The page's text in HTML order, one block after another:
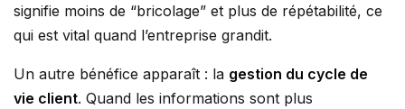
signifie moins de “bricolage” et plus de répétabilité, ce
qui est vital quand l’entreprise grandit.
Un autre bénéfice apparaît : la gestion du cycle de
vie client. Quand les informations sont plus